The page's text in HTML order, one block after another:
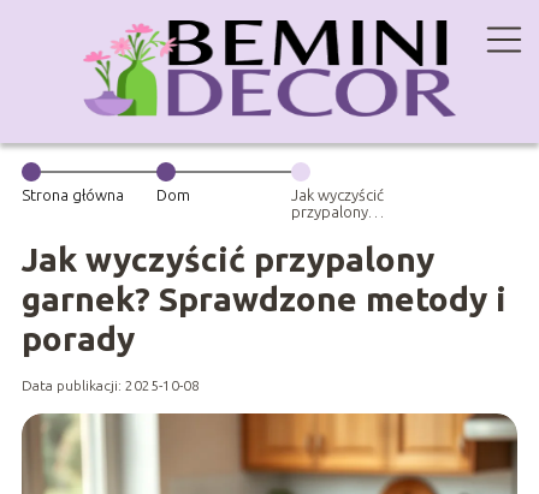
Strona główna Dom
Jak wyczyścić
przypalony
Sprawdzone
metody i
porady
Jak wyczyścić przypalony
garnek? Sprawdzone metody i
porady
Data publikacji: 2025-10-08